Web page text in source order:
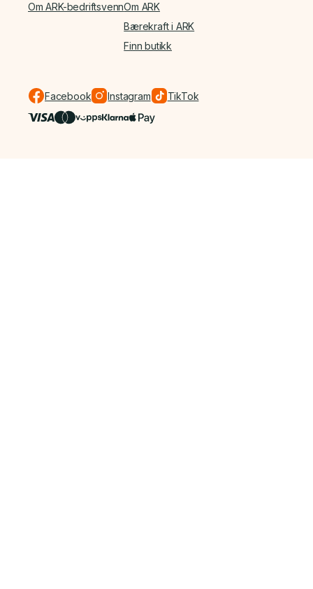
Om ARK-bedriftsvennOm ARK
Bærekraft i ARK
Finn butikk
Facebook Instagram TikTok